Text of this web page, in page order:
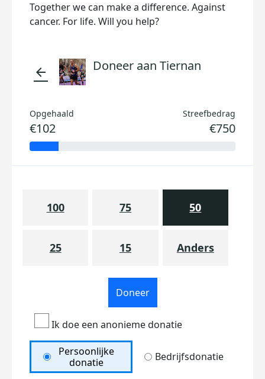
Together we can make a difference. Against
cancer. For life. Will you help?
arrow_back Doneer aan Tiernan
Opgehaald
€102
Streefbedrag
€750
100 75 50
25 15 Anders
Doneer
Ik doe een anonieme donatie
Persoonlijke
donatie
Bedrijfsdonatie